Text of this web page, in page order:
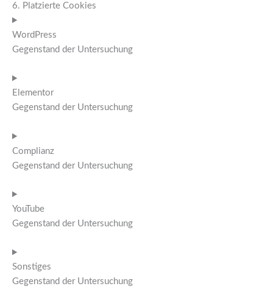
6. Platzierte Cookies
WordPress
Gegenstand der Untersuchung
Elementor
Gegenstand der Untersuchung
Complianz
Gegenstand der Untersuchung
YouTube
Gegenstand der Untersuchung
Sonstiges
Gegenstand der Untersuchung